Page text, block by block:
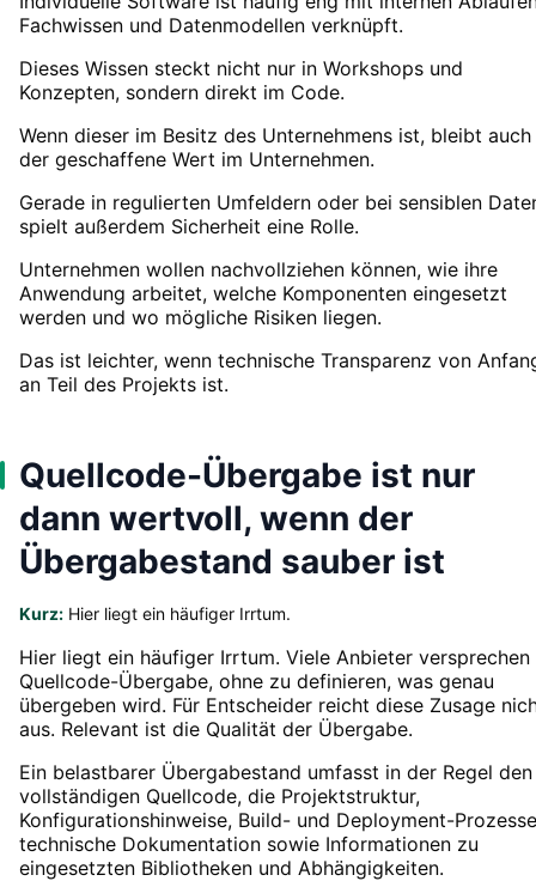
Fachwissen und Datenmodellen verknüpft.
Dieses Wissen steckt nicht nur in Workshops und
Konzepten, sondern direkt im Code.
Wenn dieser im Besitz des Unternehmens ist, bleibt auch
der geschaffene Wert im Unternehmen.
Gerade in regulierten Umfeldern oder bei sensiblen
spielt außerdem Sicherheit eine Rolle.
Unternehmen wollen nachvollziehen können, wie ihre
Anwendung arbeitet, welche Komponenten eingesetzt
werden und wo mögliche Risiken liegen.
Das ist leichter, wenn technische Transparenz von
an Teil des Projekts ist.
Quellcode-Übergabe ist nur
dann wertvoll, wenn der
Übergabestand sauber ist
Kurz: Hier liegt ein häufiger Irrtum.
Hier liegt ein häufiger Irrtum. Viele Anbieter versprechen
Quellcode-Übergabe, ohne zu definieren, was genau
übergeben wird. Für Entscheider reicht diese Zusage
aus. Relevant ist die Qualität der Übergabe.
Ein belastbarer Übergabestand umfasst in der Regel den
vollständigen Quellcode, die Projektstruktur,
Konfigurationshinweise, Build- und Deployment-
technische Dokumentation sowie Informationen zu
eingesetzten Bibliotheken und Abhängigkeiten.